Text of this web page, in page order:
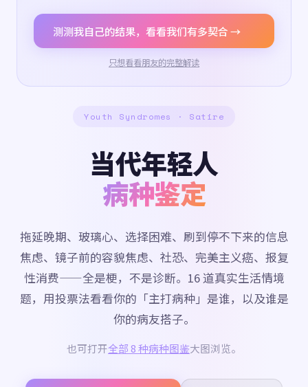
测测我自己的结果，看看我们有多契合 →
只想看看朋友的完整解读
Youth Syndromes · Satire
当代年轻人
病种鉴定
拖延晚期、玻璃心、选择困难、刷到停不下来的信息
焦虑、镜子前的容貌焦虑、社恐、完美主义癌、报复
性消费——全是梗，不是诊断。16 道真实生活情境
题，用投票法看看你的「主打病种」是谁，以及谁是
你的病友搭子。
也可打开全部 8 种病种图鉴大图浏览。